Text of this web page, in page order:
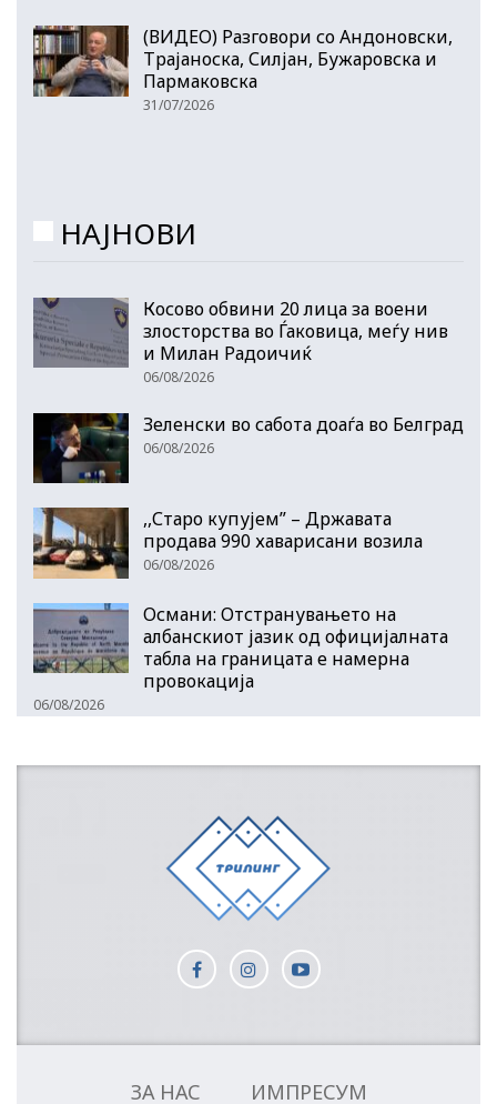
(ВИДЕО) Разговори со Андоновски,
Трајаноска, Силјан, Бужаровска и
Пармаковска
31/07/2026
НАЈНОВИ
Косово обвини 20 лица за воени
злосторства во Ѓаковица, меѓу нив
и Милан Радоичиќ
06/08/2026
Зеленски во сабота доаѓа во Белград
06/08/2026
,,Старо купујем” – Државата
продава 990 хаварисани возила
06/08/2026
Османи: Отстранувањето на
албанскиот јазик од официјалната
табла на границата е намерна
провокација
06/08/2026
ЗА НАС ИМПРЕСУМ